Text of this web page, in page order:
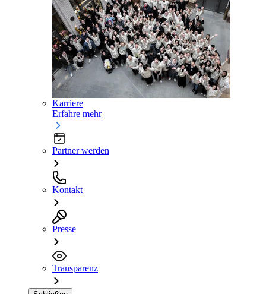
Karriere
Erfahre mehr
Partner werden
Kontakt
Presse
Transparenz